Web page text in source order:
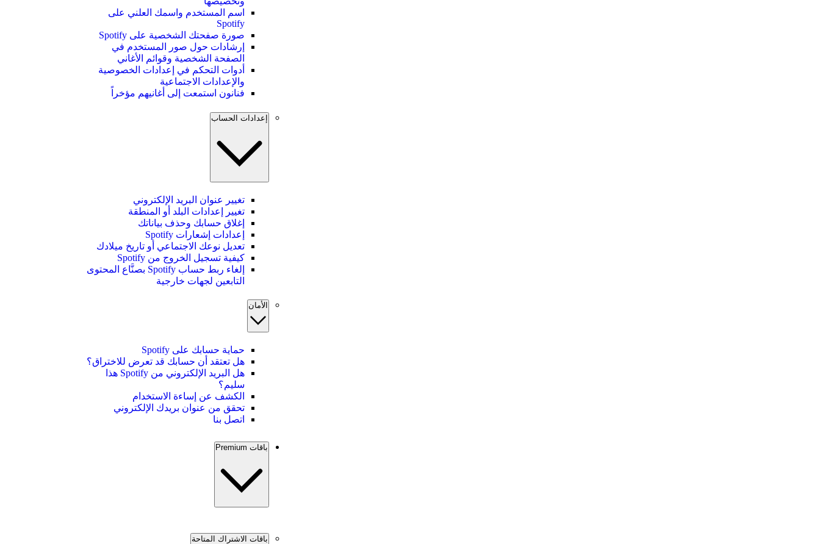
اسم المستخدم واسمك العلني على
Spotify
صورة صفحتك الشخصية على Spotify
إرشادات حول صور المستخدم في
الصفحة الشخصية وقوائم الأغاني
أدوات التحكم في إعدادات الخصوصية
والإعدادات الاجتماعية
فنانون استمعت إلى أغانيهم مؤخراً
إعدادات الحساب
تغيير عنوان البريد الإلكتروني
تغيير إعدادات البلد أو المنطقة
إغلاق حسابك وحذف بياناتك
إعدادات إشعارات Spotify
تعديل نوعك الاجتماعي أو تاريخ ميلادك
كيفية تسجيل الخروج من Spotify
إلغاء ربط حساب Spotify بصنَّاع المحتوى
التابعين لجهات خارجية
الأمان
حماية حسابك على Spotify
هل تعتقد أن حسابك قد تعرض للاختراق؟
هل البريد الإلكتروني من Spotify هذا
سليم؟
الكشف عن إساءة الاستخدام
تحقق من عنوان بريدك الإلكتروني
اتصل بنا
باقات Premium
باقات الاشتراك المتاحة